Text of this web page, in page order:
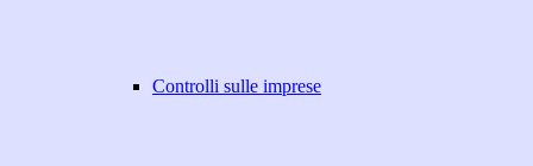
Controlli sulle imprese